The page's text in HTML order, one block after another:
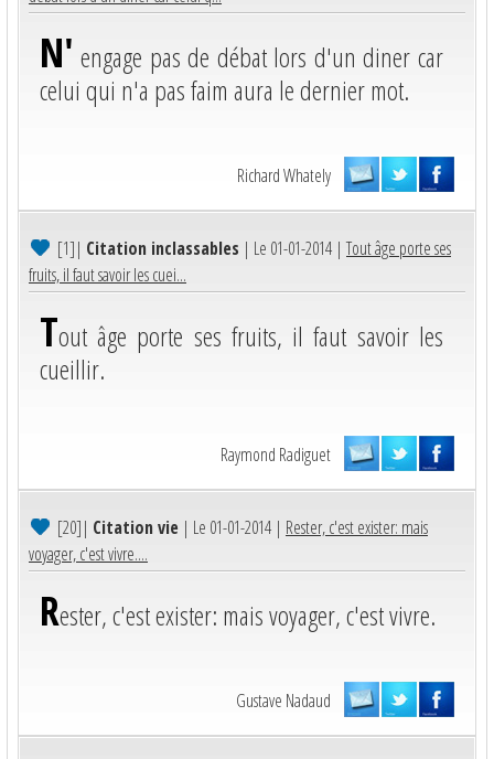
N' engage pas de débat lors d'un diner car
celui qui n'a pas faim aura le dernier mot.
Richard Whately
[1]| Citation inclassables | Le 01-01-2014 |Tout âge porte ses
fruits, il faut savoir les cuei...
Tout âge porte ses fruits, il faut savoir les
cueillir.
Raymond Radiguet
[20]| Citation vie | Le 01-01-2014 | Rester, c'est exister: mais
voyager, c'est vivre....
Rester, c'est exister: mais voyager, c'est vivre.
Gustave Nadaud